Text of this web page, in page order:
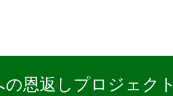
の恩返しプロジェクト